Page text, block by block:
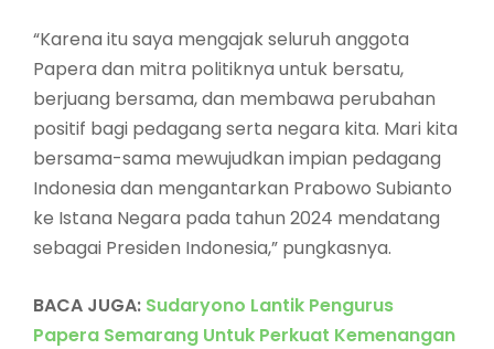
“Karena itu saya mengajak seluruh anggota
Papera dan mitra politiknya untuk bersatu,
berjuang bersama, dan membawa perubahan
positif bagi pedagang serta negara kita. Mari kita
bersama-sama mewujudkan impian pedagang
Indonesia dan mengantarkan Prabowo Subianto
ke Istana Negara pada tahun 2024 mendatang
sebagai Presiden Indonesia,” pungkasnya.
BACA JUGA: Sudaryono Lantik Pengurus
Papera Semarang Untuk Perkuat Kemenangan